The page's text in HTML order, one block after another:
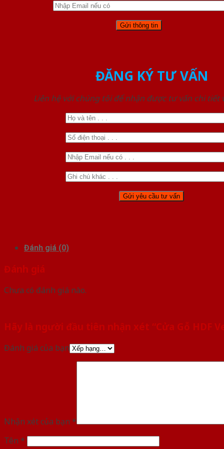
ĐĂNG KÝ TƯ VẤN
Liên hệ với chúng tôi để nhận được tư vấn chi tiết
Đánh giá (0)
Đánh giá
Chưa có đánh giá nào.
Hãy là người đầu tiên nhận xét “Cửa Gỗ HDF
Đánh giá của bạn
Nhận xét của bạn *
Tên *